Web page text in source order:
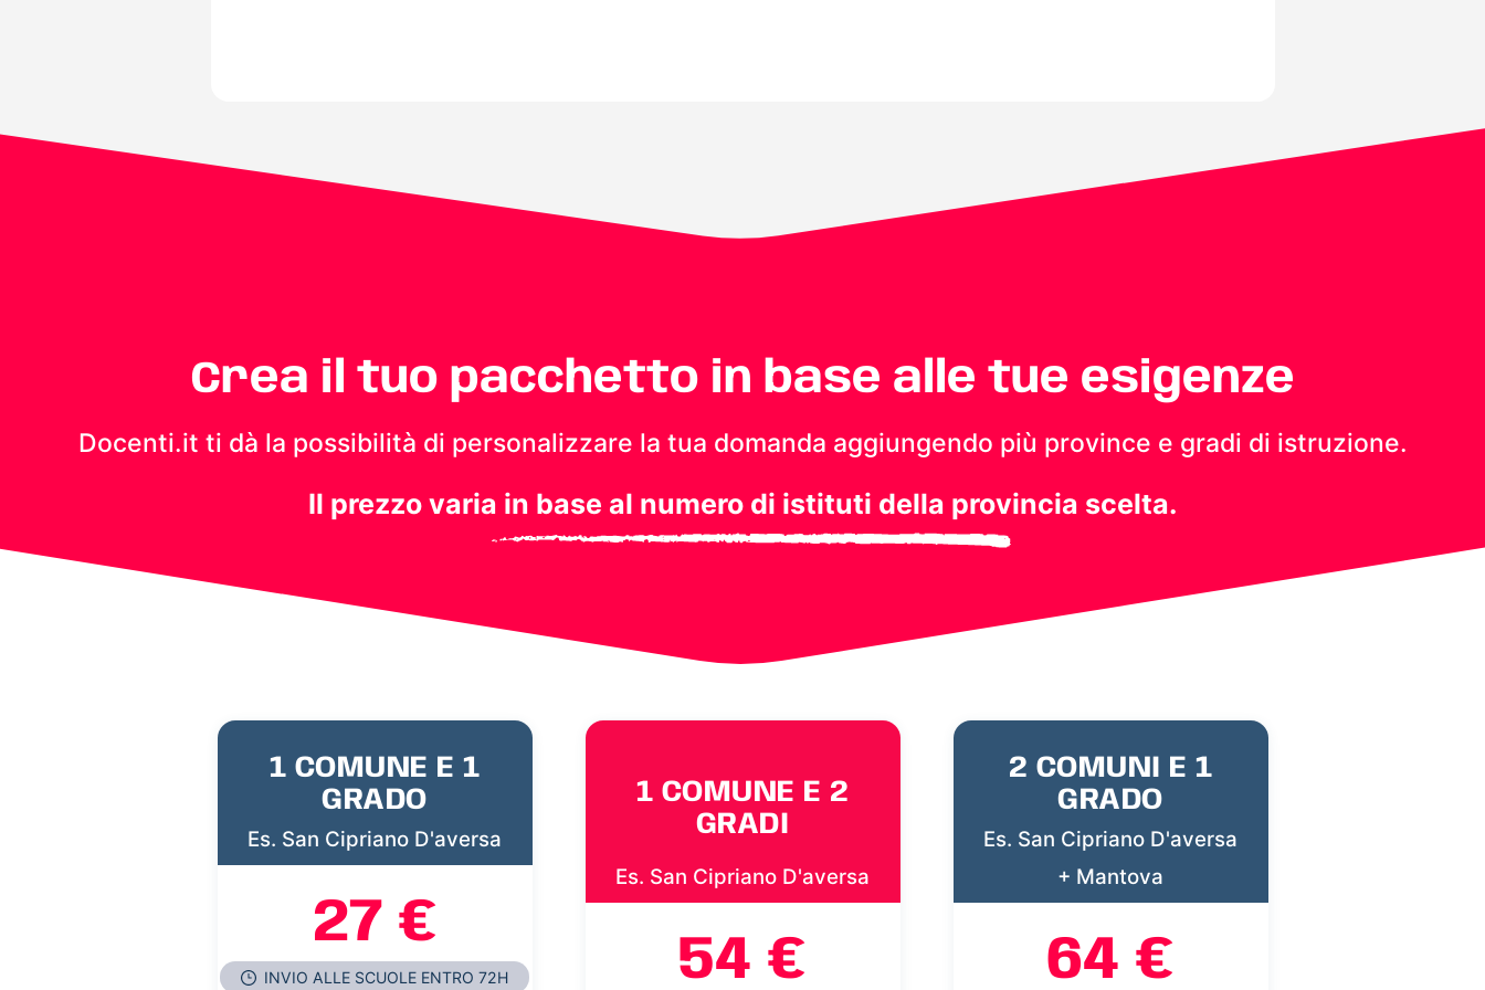
Crea il tuo pacchetto in base alle tue esigenze
Docenti.it ti dà la possibilità di personalizzare la tua domanda aggiungendo più province e gradi di istruzione.
Il prezzo varia in base al numero di istituti della provincia scelta.
1 COMUNE E 1
GRADO
Es. San Cipriano D'aversa
27 €
INVIO ALLE SCUOLE ENTRO 72H
1 COMUNE E 2
GRADI
Es. San Cipriano D'aversa
54 €
2 COMUNI E 1
GRADO
Es. San Cipriano D'aversa
+ Mantova
64 €